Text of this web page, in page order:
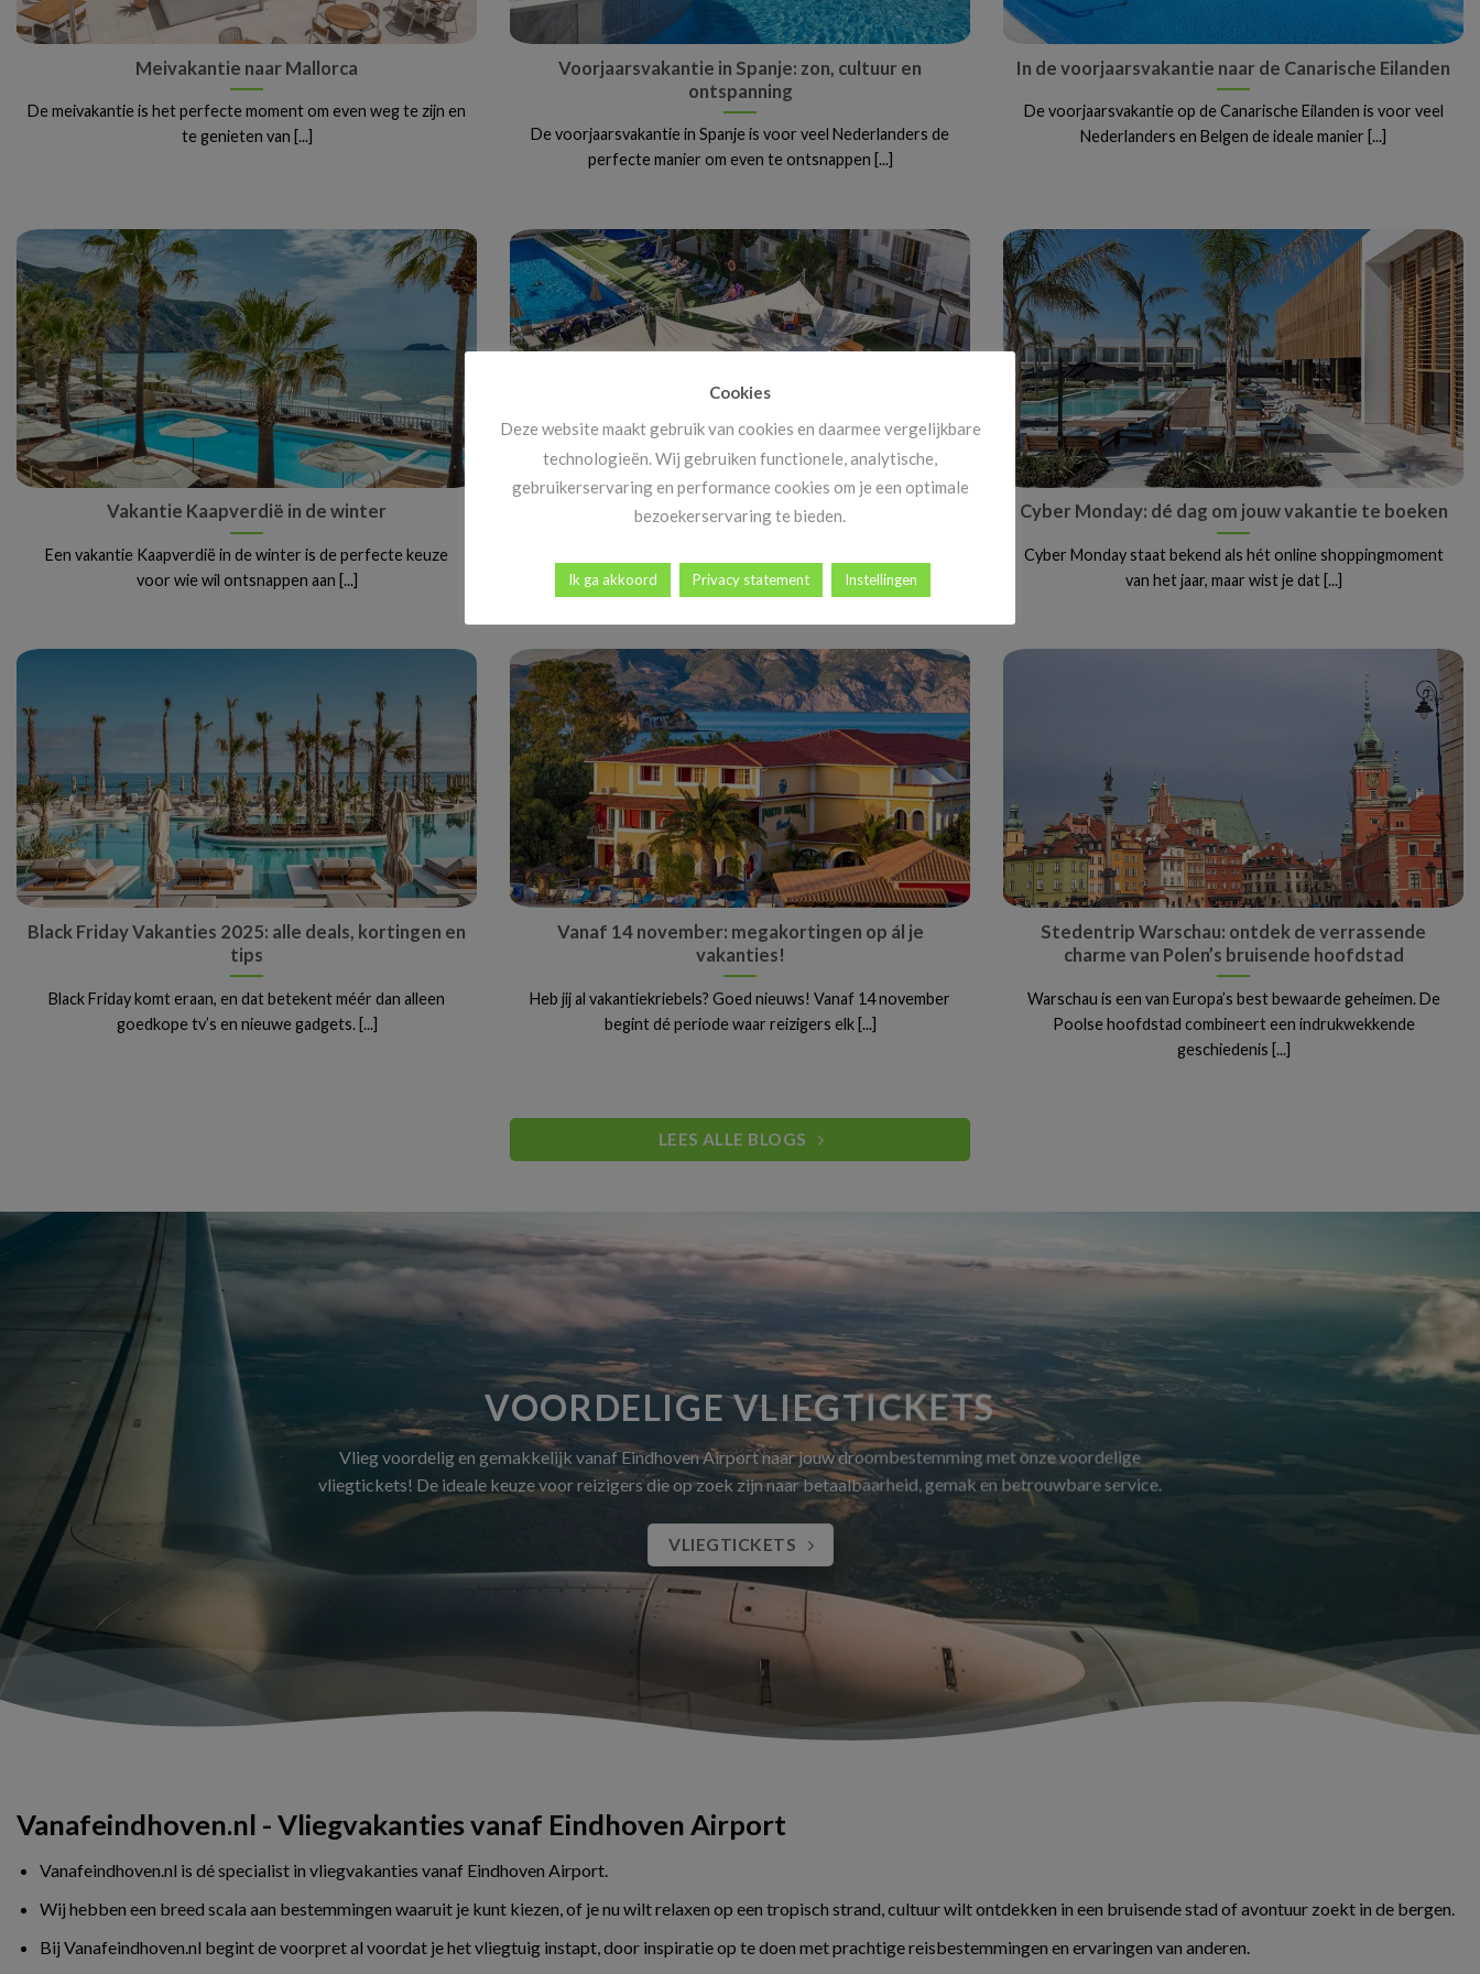
Meivakantie naar Mallorca
De meivakantie is het perfecte moment om even weg te zijn en
te genieten van [...]
Voorjaarsvakantie in Spanje: zon, cultuur en
ontspanning
De voorjaarsvakantie in Spanje is voor veel Nederlanders de
perfecte manier om even te ontsnappen [...]
In de voorjaarsvakantie naar de Canarische Eilanden
De voorjaarsvakantie op de Canarische Eilanden is voor veel
Nederlanders en Belgen de ideale manier [...]
Vakantie Kaapverdië in de winter
Een vakantie Kaapverdië in de winter is de perfecte keuze
voor wie wil ontsnappen aan [...]
Vakantie naar Spanje in de winter
Terwijl Nederland en België in de koude, [...]
Cyber Monday: dé dag om jouw vakantie te boeken
Cyber Monday staat bekend als hét online shoppingmoment
van het jaar, maar wist je dat [...]
Black Friday Vakanties 2025: alle deals, kortingen en
tips
Black Friday komt eraan, en dat betekent méér dan alleen
goedkope tv’s en nieuwe gadgets. [...]
Vanaf 14 november: megakortingen op ál je
vakanties!
Heb jij al vakantiekriebels? Goed nieuws! Vanaf 14 november
begint dé periode waar reizigers elk [...]
Stedentrip Warschau: ontdek de verrassende
charme van Polen’s bruisende hoofdstad
Warschau is een van Europa’s best bewaarde geheimen. De
Poolse hoofdstad combineert een indrukwekkende
geschiedenis [...]
LEES ALLE BLOGS
VOORDELIGE VLIEGTICKETS
Vlieg voordelig en gemakkelijk vanaf Eindhoven Airport naar jouw droombestemming met onze voordelige
vliegtickets! De ideale keuze voor reizigers die op zoek zijn naar betaalbaarheid, gemak en betrouwbare service.
VLIEGTICKETS
Vanafeindhoven.nl - Vliegvakanties vanaf Eindhoven Airport
Vanafeindhoven.nl is dé specialist in vliegvakanties vanaf Eindhoven Airport.
Wij hebben een breed scala aan bestemmingen waaruit je kunt kiezen, of je nu wilt relaxen op een tropisch strand, cultuur wilt ontdekken in een bruisende stad of avontuur zoekt in de bergen.
Bij Vanafeindhoven.nl begint de voorpret al voordat je het vliegtuig instapt, door inspiratie op te doen met prachtige reisbestemmingen en ervaringen van anderen.
Cookies
Deze website maakt gebruik van cookies en daarmee vergelijkbare
technologieën. Wij gebruiken functionele, analytische,
gebruikerservaring en performance cookies om je een optimale
bezoekerservaring te bieden.
Ik ga akkoord Privacy statement Instellingen